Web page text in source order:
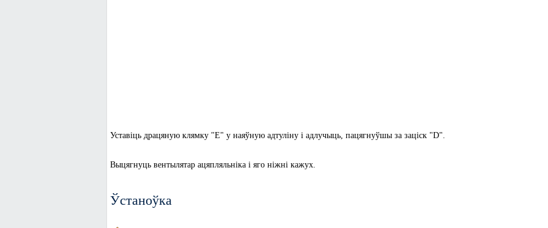
Уставіць драцяную клямку "Е" у наяўную адтуліну і адлучыць, пацягнуўшы за заціск "D".
Выцягнуць вентылятар ацяпляльніка і яго ніжні кажух.
Ўстаноўка